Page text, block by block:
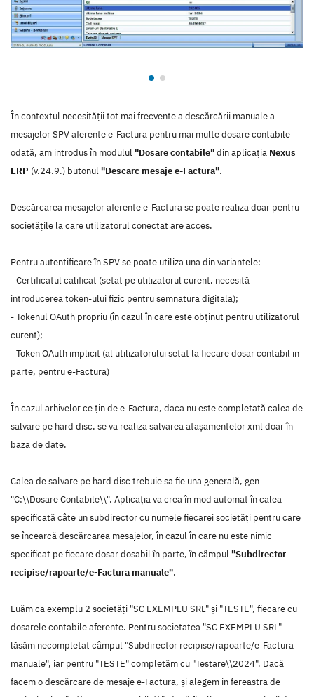
În contextul necesității tot mai frecvente a descărcării manuale a
mesajelor SPV aferente e-Factura pentru mai multe dosare contabile
odată, am introdus în modulul"Dosare contabile"din aplicația Nexus
ERP (v.24.9.) butonul"Descarc mesaje e-Factura".
Descărcarea mesajelor aferente e-Factura se poate realiza doar pentru
societățile la care utilizatorul conectat are acces.
Pentru autentificare în SPV se poate utiliza una din variantele:
- Certificatul calificat (setat pe utilizatorul curent, necesită
introducerea token-ului fizic pentru semnatura digitala);
- Tokenul OAuth propriu (în cazul în care este obținut pentru utilizatorul
curent);
- Token OAuth implicit (al utilizatorului setat la fiecare dosar contabil in
parte, pentru e-Factura)
În cazul arhivelor ce țin de e-Factura, daca nu este completată calea de
salvare pe hard disc, se va realiza salvarea atașamentelor xml doar în
baza de date.
Calea de salvare pe hard disc trebuie sa fie una generală, gen
"C:\\Dosare Contabile\\". Aplicația va crea în mod automat în calea
specificată câte un subdirector cu numele fiecarei societăți pentru care
se încearcă descărcarea mesajelor, în cazul în care nu este nimic
specificat pe fiecare dosar dosabil în parte, în câmpul"Subdirector
recipise/rapoarte/e-Factura manuale".
Luăm ca exemplu 2 societăți "SC EXEMPLU SRL" și "TESTE", fiecare cu
dosarele contabile aferente. Pentru societatea "SC EXEMPLU SRL"
lăsăm necompletat câmpul "Subdirector recipise/rapoarte/e-Factura
manuale", iar pentru "TESTE" completăm cu "Testare\\2024". Dacă
facem o descărcare de mesaje e-Factura, și alegem in fereastra de